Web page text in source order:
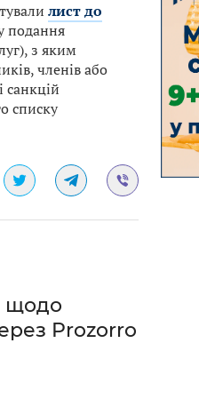
лист до
подання
з яким
членів або
санкцій
списку
щодо
Prozorro